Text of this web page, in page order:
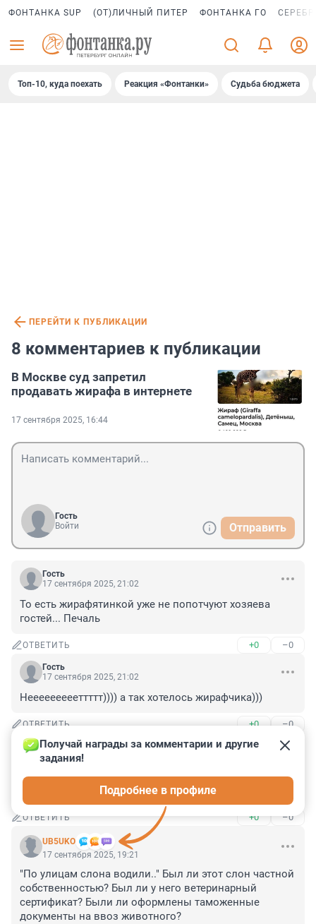
ФОНТАНКА SUP (ОТ)ЛИЧНЫЙ ПИТЕР ФОНТАНКА ГО
Топ-10, куда поехать Реакция «Фонтанки» Судьба бюджета
ПЕРЕЙТИ К ПУБЛИКАЦИИ
8 комментариев к публикации
В Москве суд запретил
продавать жирафа в интернете
17 сентября 2025, 16:44
Гость
Войти
Отправить
Гость
17 сентября 2025, 21:02
То есть жирафятинкой уже не попотчуют хозяева
гостей... Печаль
ОТВЕТИТЬ +0 –0
Гость
17 сентября 2025, 21:02
Неееееееееттттт)))) а так хотелось жирафчика)))
ОТВЕТИТЬ +0 –0
Гость
17 сентября 2025, 20:52
А мой знакомый уже собрался его купить , но есть на
выбор африканский тушканчик и слон .
ОТВЕТИТЬ +0 –0
UB5UKO
Получай награды за комментарии и другие
задания!
Подробнее в профиле
17 сентября 2025, 19:21
"По улицам слона водили.." Был ли этот слон частной
собственностью? Был ли у него ветеринарный
сертификат? Были ли оформлены таможенные
документы на ввоз животного?